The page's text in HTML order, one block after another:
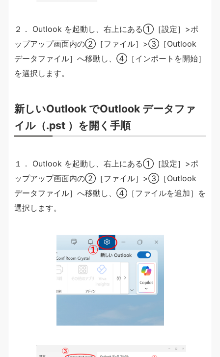
２． Outlook を起動し、右上にある①［設定］>ポ
ップアップ画面内の②［ファイル］>③［Outlook
データファイル］へ移動し、④［インポートを開始］
を選択します。
新しいOutlook でOutlook データファ
イル（.pst ）を開く手順
１． Outlook を起動し、右上にある①［設定］>ポ
ップアップ画面内の②［ファイル］>③［Outlook
データファイル］へ移動し、④［ファイルを追加］を
選択します。